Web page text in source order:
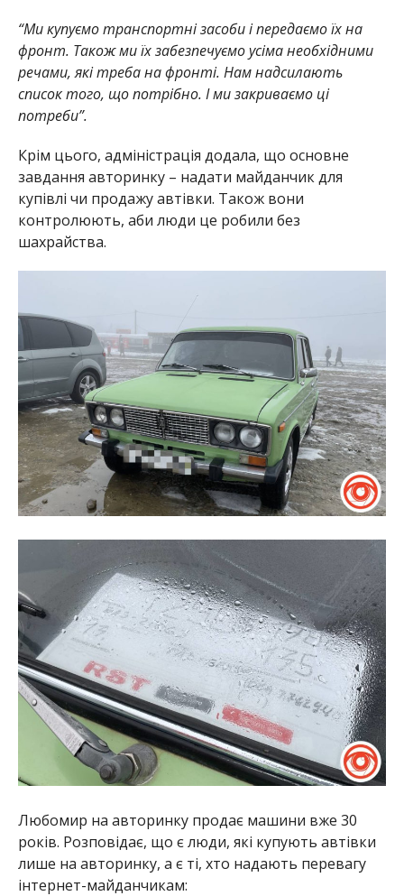
“Ми купуємо транспортні засоби і передаємо їх на
фронт. Також ми їх забезпечуємо усіма необхідними
речами, які треба на фронті. Нам надсилають
список того, що потрібно. І ми закриваємо ці
потреби”.
Крім цього, адміністрація додала, що основне
завдання авторинку – надати майданчик для
купівлі чи продажу автівки. Також вони
контролюють, аби люди це робили без
шахрайства.
Любомир на авторинку продає машини вже 30
років. Розповідає, що є люди, які купують автівки
лише на авторинку, а є ті, хто надають перевагу
інтернет-майданчикам: